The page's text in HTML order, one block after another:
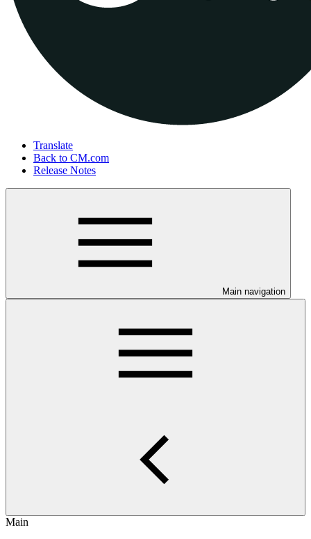
Translate
Back to CM.com
Release Notes
Main navigation
Main